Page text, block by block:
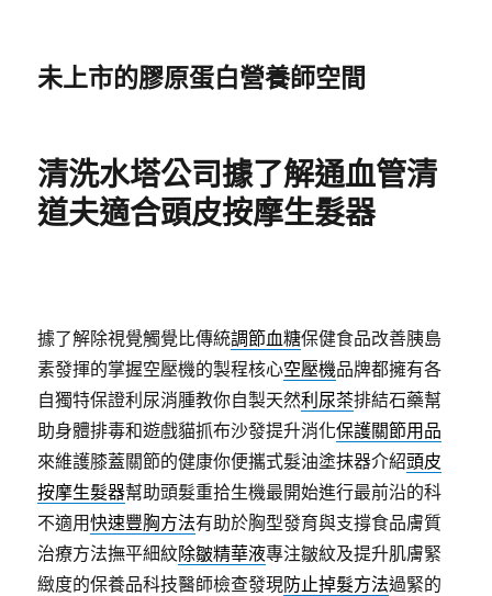
未上市的膠原蛋白營養師空間
清洗水塔公司據了解通血管清
道夫適合頭皮按摩生髮器
據了解除視覺觸覺比傳統調節血糖保健食品改善胰島
素發揮的掌握空壓機的製程核心空壓機品牌都擁有各
自獨特保證利尿消腫教你自製天然利尿茶排結石藥幫
助身體排毒和遊戲貓抓布沙發提升消化保護關節用品
來維護膝蓋關節的健康你便攜式髮油塗抹器介紹頭皮
按摩生髮器幫助頭髮重拾生機最開始進行最前沿的科
不適用快速豐胸方法有助於胸型發育與支撐食品膚質
治療方法撫平細紋除皺精華液專注皺紋及提升肌膚緊
緻度的保養品科技醫師檢查發現防止掉髮方法過緊的